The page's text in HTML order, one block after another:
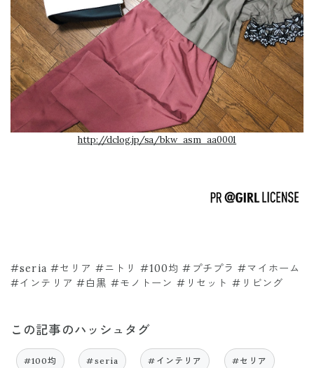
http://dclog.jp/sa/bkw_asm_aa0001
#seria #セリア #ニトリ #100均 #プチプラ #マイホーム
#インテリア #白黒 #モノトーン #リセット #リビング
この記事のハッシュタグ
#100均 #seria #インテリア #セリア